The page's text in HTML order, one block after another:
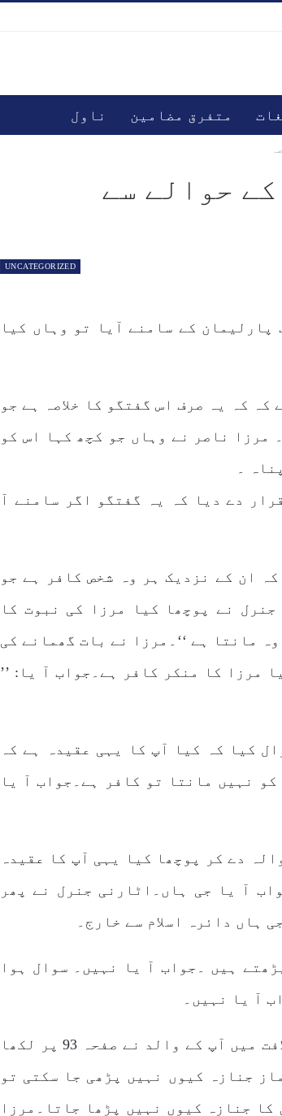
متفرق مضامین ناول
حوالے سے
UNCATEGORIZED
کے سامنے آیا تو وہاں کیا
کہ کہ یہ صرف اس گفتگو کا خلاصہ ہے جو
مرزا ناصر نے وہاں جو کچھ کہا اس کو
۔
دے دیا کہ یہ گفتگو اگر سامنے آ
ان کے نزدیک ہر وہ شخص کافر ہے جو
جنرل نے پوچھا کیا مرزا کی نبوت کا
مانتا ہے ‘‘۔مرزا نے بات گھمانے کی
مرزا کا منکر کافر ہے۔جواب آ یا: ’’
کیا کہ کیا آپ کا یہی عقیدہ ہے کہ
نہیں مانتا تو کافر ہے۔جواب آ یا
دے کر پوچھا کیا یہی آپ کا عقیدہ
آ یا جی ہاں۔اٹارنی جنرل نے پھر
ہاں دائرہ اسلام سے خارج۔
ہیں ۔جواب آ یا نہیں۔ سوال ہوا
آ یا نہیں۔
اٹارنی جنرل نے کہا کیا یہ درست ہے کہ انوار خلافت میں آپ کے والد نے صفحہ 93 پر لکھا
جنازہ کیوں نہیں پڑھی جا سکتی تو
جنازہ کیوں نہیں پڑھا جاتا۔مرزا